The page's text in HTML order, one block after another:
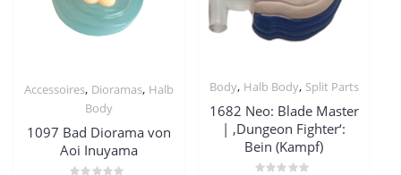
Accessoires, Dioramas, Halb
Body
1097 Bad Diorama von
Aoi Inuyama
Body, Halb Body, Split Parts
1682 Neo: Blade Master
| ‚Dungeon Fighter‘:
Bein (Kampf)